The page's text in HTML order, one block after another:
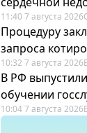
11:40 7 августа 2026
Процедуру
запроса
10:32 7 августа 2026
В РФ
обучении
10:04 7 августа 2026